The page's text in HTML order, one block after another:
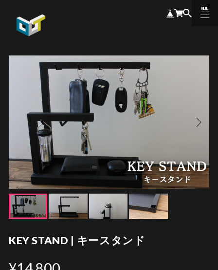
MENU
CLOSE
KEY STAND | キースタンド